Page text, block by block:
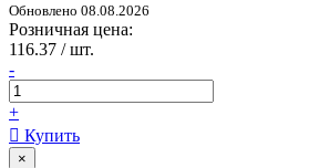
Обновлено 08.08.2026
Розничная цена:
116.37 / шт.
-
+
Купить
×